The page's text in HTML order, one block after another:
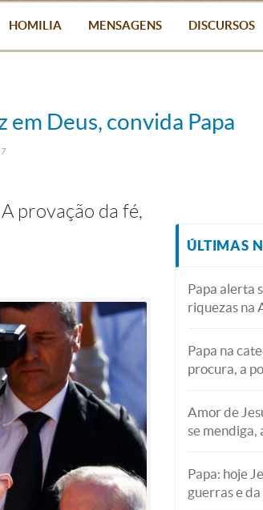
HOMILIA MENSAGENS DISCURSOS
Deus, convida Papa
provação da fé,
ÚLTIMAS
Papa alerta
riquezas na
Papa na
procura, a
Amor de
se mendiga,
Papa: hoje
guerras e